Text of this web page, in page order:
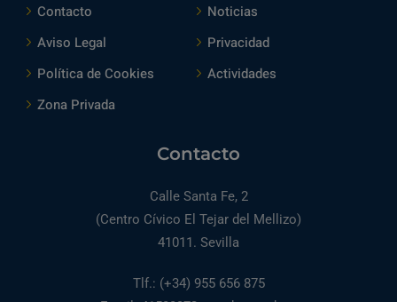
Contacto
Noticias
Aviso Legal
Privacidad
Política de Cookies
Actividades
Zona Privada
Contacto
Calle Santa Fe, 2
(Centro Cívico El Tejar del Mellizo)
41011. Sevilla
Tlf.: (+34) 955 656 875